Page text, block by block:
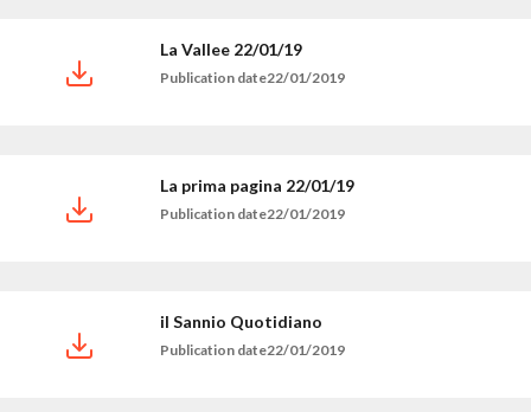
La Vallee 22/01/19
Publication date22/01/2019
La prima pagina 22/01/19
Publication date22/01/2019
il Sannio Quotidiano
Publication date22/01/2019